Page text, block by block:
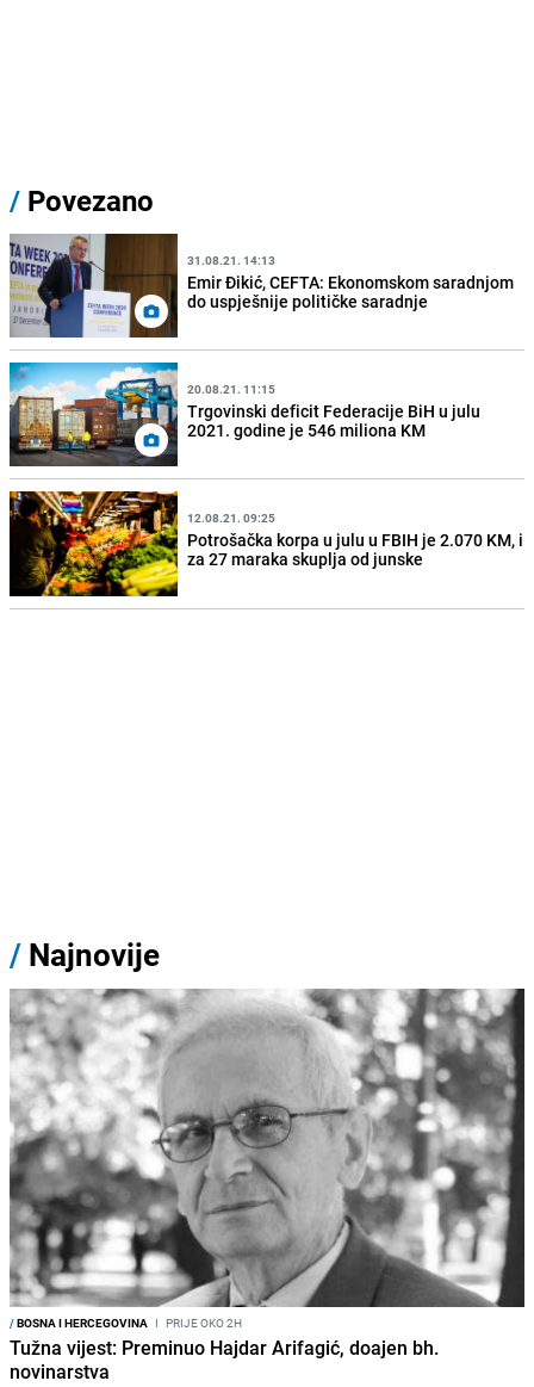
/ Povezano
31.08.21. 14:13
Emir Đikić, CEFTA: Ekonomskom saradnjom
do uspješnije političke saradnje
20.08.21. 11:15
Trgovinski deficit Federacije BiH u julu
2021. godine je 546 miliona KM
12.08.21. 09:25
Potrošačka korpa u julu u FBIH je 2.070 KM, i
za 27 maraka skuplja od junske
/ Najnovije
/BOSNA I HERCEGOVINA I PRIJE OKO 2H
Tužna vijest: Preminuo Hajdar Arifagić, doajen bh.
novinarstva